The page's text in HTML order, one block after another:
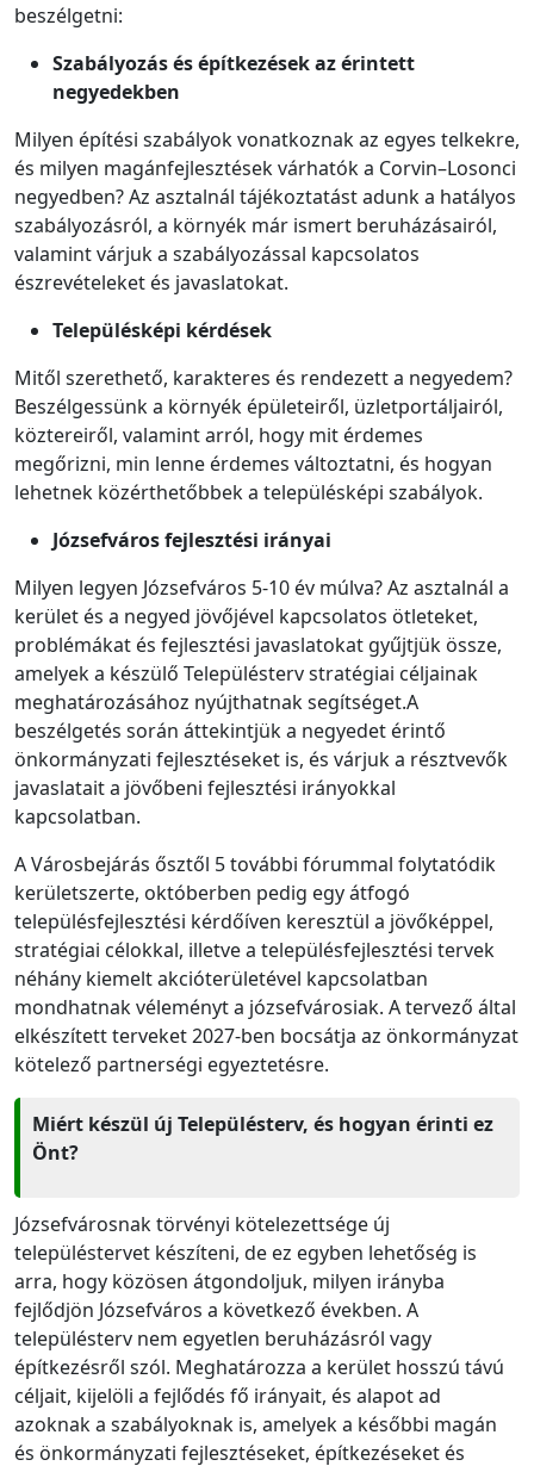
beszélgetni:
Szabályozás és építkezések az érintett
negyedekben
Milyen építési szabályok vonatkoznak az egyes telkekre,
és milyen magánfejlesztések várhatók a Corvin–Losonci
negyedben? Az asztalnál tájékoztatást adunk a hatályos
szabályozásról, a környék már ismert beruházásairól,
valamint várjuk a szabályozással kapcsolatos
észrevételeket és javaslatokat.
Településképi kérdések
Mitől szerethető, karakteres és rendezett a negyedem?
Beszélgessünk a környék épületeiről, üzletportáljairól,
köztereiről, valamint arról, hogy mit érdemes
megőrizni, min lenne érdemes változtatni, és hogyan
lehetnek közérthetőbbek a településképi szabályok.
Józsefváros fejlesztési irányai
Milyen legyen Józsefváros 5-10 év múlva? Az asztalnál a
kerület és a negyed jövőjével kapcsolatos ötleteket,
problémákat és fejlesztési javaslatokat gyűjtjük össze,
amelyek a készülő Településterv stratégiai céljainak
meghatározásához nyújthatnak segítséget.A
beszélgetés során áttekintjük a negyedet érintő
önkormányzati fejlesztéseket is, és várjuk a résztvevők
javaslatait a jövőbeni fejlesztési irányokkal
kapcsolatban.
A Városbejárás ősztől 5 további fórummal folytatódik
kerületszerte, októberben pedig egy átfogó
településfejlesztési kérdőíven keresztül a jövőképpel,
stratégiai célokkal, illetve a településfejlesztési tervek
néhány kiemelt akcióterületével kapcsolatban
mondhatnak véleményt a józsefvárosiak. A tervező által
elkészített terveket 2027-ben bocsátja az önkormányzat
kötelező partnerségi egyeztetésre.
Miért készül új Településterv, és hogyan érinti ez
Önt?
Józsefvárosnak törvényi kötelezettsége új
településtervet készíteni, de ez egyben lehetőség is
arra, hogy közösen átgondoljuk, milyen irányba
fejlődjön Józsefváros a következő években. A
településterv nem egyetlen beruházásról vagy
építkezésről szól. Meghatározza a kerület hosszú távú
céljait, kijelöli a fejlődés fő irányait, és alapot ad
azoknak a szabályoknak is, amelyek a későbbi magán
és önkormányzati fejlesztéseket, építkezéseket és